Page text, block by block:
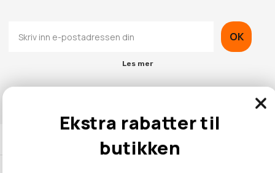
OK
Les mer
Kontaktinformasjon
Ekstra rabatter til
butikken